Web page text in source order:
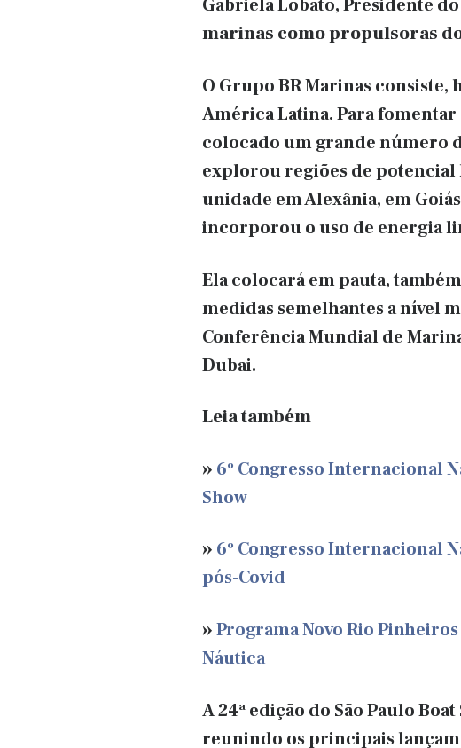
Gabriela Lobato, Presidente
marinas como propulsoras
O Grupo BR Marinas consiste,
América Latina. Para
colocado um grande número
explorou regiões de potencial
unidade em Alexânia, em
incorporou o uso de energia
Ela colocará em pauta,
medidas semelhantes a nível
Conferência Mundial de
Dubai.
Leia também
» 6º Congresso Internacional
Show
» 6º Congresso Internacional
pós-Covid
»Programa Novo Rio
Náutica
A 24ª edição do São Paulo
reunindo os principais